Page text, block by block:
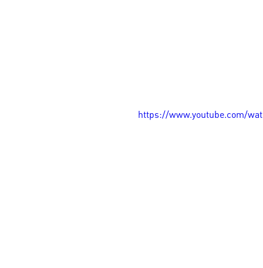
https://www.youtube.com/